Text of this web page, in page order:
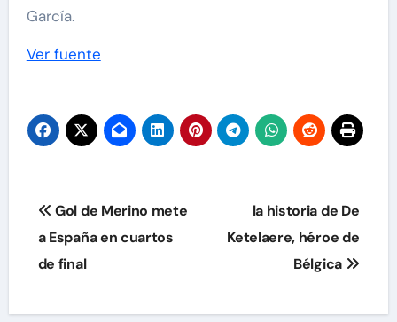
García.
Ver fuente
Navegación
de
entradas
Gol de Merino mete
a España en cuartos
de final
la historia de De
Ketelaere, héroe de
Bélgica